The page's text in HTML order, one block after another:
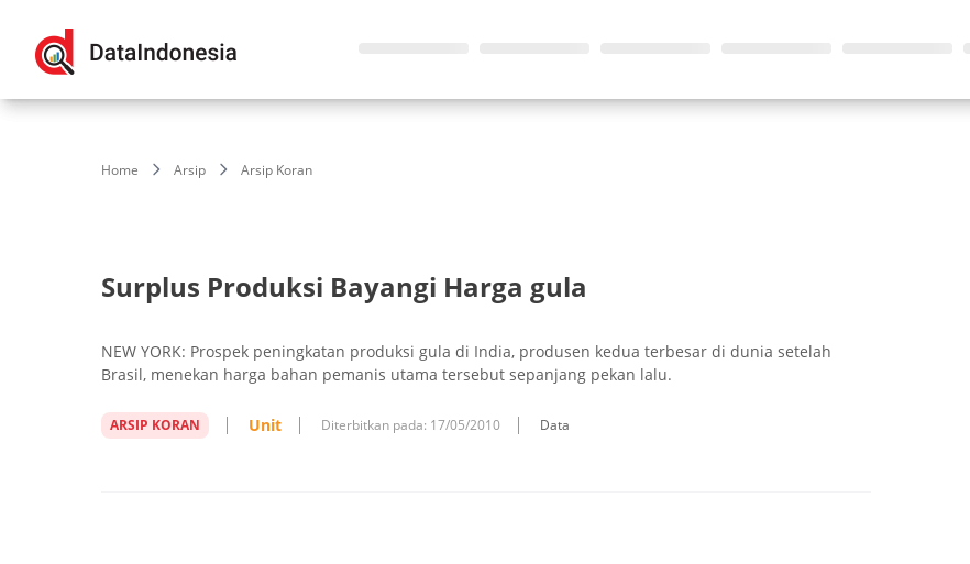
Home Arsip Arsip Koran
Surplus Produksi Bayangi Harga gula
NEW YORK: Prospek peningkatan produksi gula di India, produsen kedua terbesar di dunia setelah
Brasil, menekan harga bahan pemanis utama tersebut sepanjang pekan lalu.
ARSIP KORAN Unit Diterbitkan pada: 17/05/2010 Data